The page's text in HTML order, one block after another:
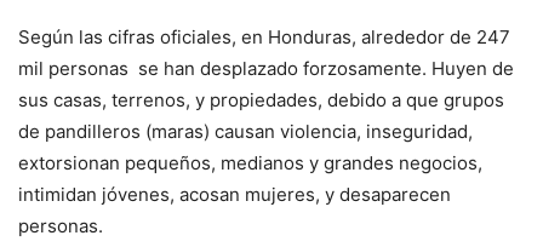
Según las cifras oficiales, en Honduras, alrededor de 247
mil personas se han desplazado forzosamente. Huyen de
sus casas, terrenos, y propiedades, debido a que grupos
de pandilleros (maras) causan violencia, inseguridad,
extorsionan pequeños, medianos y grandes negocios,
intimidan jóvenes, acosan mujeres, y desaparecen
personas.